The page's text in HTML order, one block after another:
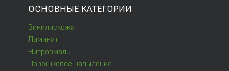
ОСНОВНЫЕ КАТЕГОРИИ
Винилискожа
Ламинат
Нитроэмаль
Порошковое напыление